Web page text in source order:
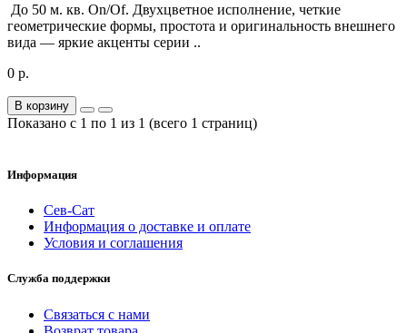
До 50 м. кв. On/Of. Двухцветное исполнение, четкие
геометрические формы, простота и оригинальность внешнего
вида — яркие акценты серии ..
0 р.
В корзину
Показано с 1 по 1 из 1 (всего 1 страниц)
Информация
Сев-Сат
Информация о доставке и оплате
Условия и соглашения
Служба поддержки
Связаться с нами